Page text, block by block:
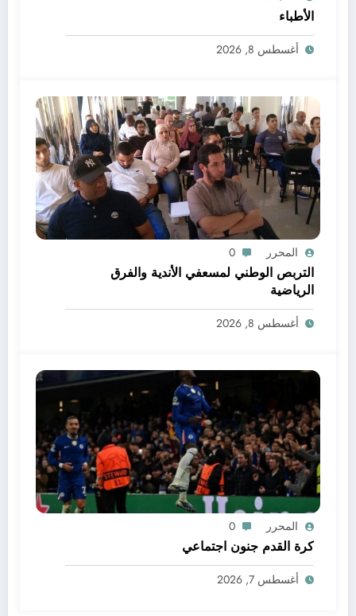
الأطباء
أغسطس 8, 2026
المحرر 0
التربص الوطني لمسعفي الأندية والفرق
الرياضية
أغسطس 8, 2026
المحرر 0
كرة القدم جنون اجتماعي
أغسطس 7, 2026